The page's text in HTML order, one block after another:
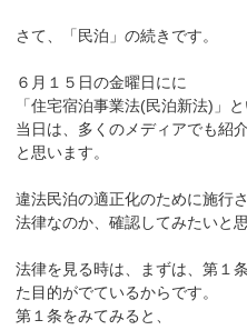
さて、「民泊」の続きです。
６月１５日の金曜日にに
「住宅宿泊事業法(民泊新法)」
当日は、多くのメディアでも紹
と思います。
違法民泊の適正化のために施行
法律なのか、確認してみたいと思
法律を見る時は、まずは、第１
た目的がでているからです。
第１条をみてみると、